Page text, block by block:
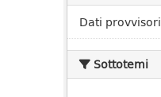
Dati provvisori
Sottotemi